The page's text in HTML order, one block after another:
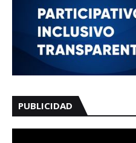
PUBLICIDAD